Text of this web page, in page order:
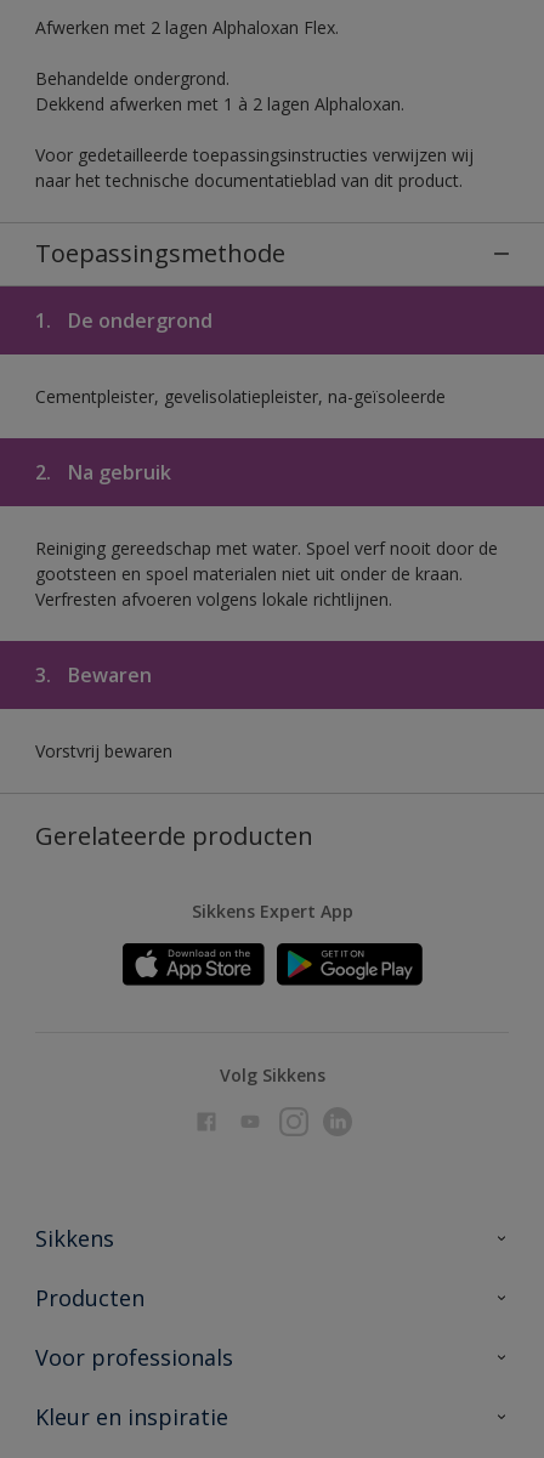
Afwerken met 2 lagen Alphaloxan Flex.
Behandelde ondergrond.
Dekkend afwerken met 1 à 2 lagen Alphaloxan.
Voor gedetailleerde toepassingsinstructies verwijzen wij
naar het technische documentatieblad van dit product.
Toepassingsmethode
1. De ondergrond
Cementpleister, gevelisolatiepleister, na-geïsoleerde
2. Na gebruik
Reiniging gereedschap met water. Spoel verf nooit door de
gootsteen en spoel materialen niet uit onder de kraan.
Verfresten afvoeren volgens lokale richtlijnen.
3. Bewaren
Vorstvrij bewaren
Gerelateerde producten
Sikkens Expert App
Volg Sikkens
Sikkens
Over Sikkens
Duurzaamheid
Producten
Producten voor binnen
Vind je verkooppunt
Voor professionals
Advies & service
Kleur en inspiratie